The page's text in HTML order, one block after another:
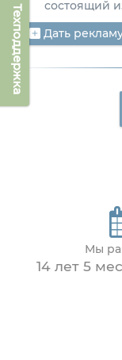
Техподдержка
состоящий
Дать
Мы
14 лет 5